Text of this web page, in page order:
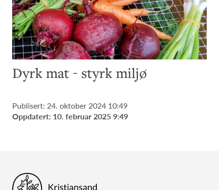
Dyrk mat - styrk miljø
Publisert: 24. oktober 2024 10:49
Oppdatert: 10. februar 2025 9:49